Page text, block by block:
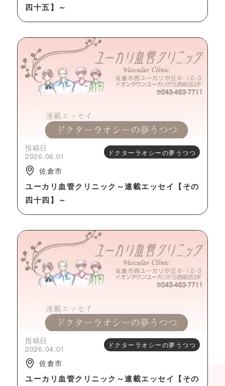
四十五】～
投稿日
2026.06.01
ドクターラオシーの夢うつつ
佐倉市
ユーカリ血管クリニック～連載エッセイ【その
四十四】～
投稿日
2026.04.01
ドクターラオシーの夢うつつ
佐倉市
ユーカリ血管クリニック～連載エッセイ【その